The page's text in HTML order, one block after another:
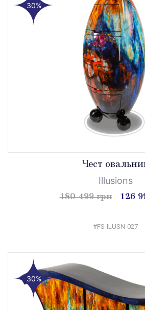
30%
Чест
Illusions
180 499 грн 126
#FS-ILUSN-027
30%